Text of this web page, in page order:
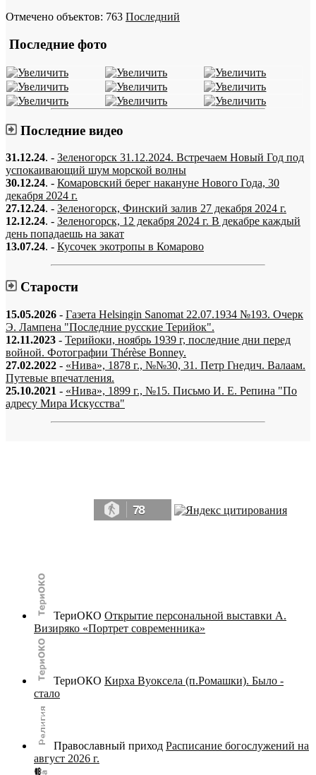
Отмечено объектов: 763 Последний
Последние фото
Последние видео
31.12.24. - Зеленогорск 31.12.2024. Встречаем Новый Год под
успокаивающий шум морской волны
30.12.24. - Комаровский берег накануне Нового Года, 30
декабря 2024 г.
27.12.24. - Зеленогорск, Финский залив 27 декабря 2024 г.
12.12.24. - Зеленогорск, 12 декабря 2024 г. В декабре каждый
день попадаешь на закат
13.07.24. - Кусочек экотропы в Комарово
Старости
15.05.2026 - Газета Helsingin Sanomat 22.07.1934 №193. Очерк
Э. Лампена "Последние русские Терийок".
12.11.2023 - Терийоки, ноябрь 1939 г, последние дни перед
войной. Фотографии Thérèse Bonney.
27.02.2022 - «Нива», 1878 г., №№30, 31. Петр Гнедич. Валаам.
Путевые впечатления.
25.10.2021 - «Нива», 1899 г., №15. Письмо И. Е. Репина "По
адресу Мира Искусства"
78
ТериОКО Открытие персональной выставки А.
Визиряко «Портрет современника»
ТериОКО Кирха Вуоксела (п.Ромашки). Было -
стало
Православный приход Расписание богослужений на
август 2026 г.